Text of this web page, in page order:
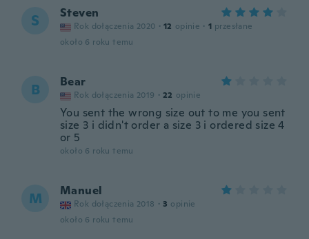
S Steven
Rok dołączenia 2020 · 12 opinie · 1 przesłane
około 6 roku temu
B Bear
Rok dołączenia 2019 · 22 opinie
You sent the wrong size out to me you sent
size 3 i didn't order a size 3 i ordered size 4
or 5
około 6 roku temu
M Manuel
Rok dołączenia 2018 · 3 opinie
około 6 roku temu